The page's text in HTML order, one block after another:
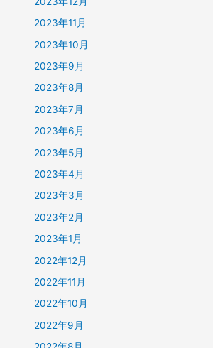
2023年11月
2023年10月
2023年9月
2023年8月
2023年7月
2023年6月
2023年5月
2023年4月
2023年3月
2023年2月
2023年1月
2022年12月
2022年11月
2022年10月
2022年9月